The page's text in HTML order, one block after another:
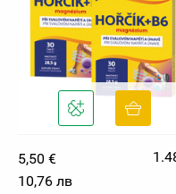
5,50 €
10,76 лв